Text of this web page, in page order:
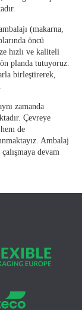
(makarna,
öncü
hızlı ve kaliteli
planda tutuyoruz.
birleştirerek,
zamanda
Çevreye
de
Ambalaj
devam